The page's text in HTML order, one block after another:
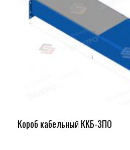
Короб кабельный ККБ-3ПО